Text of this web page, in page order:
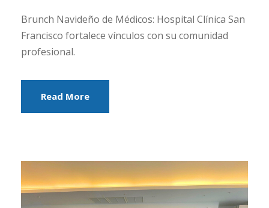
Brunch Navideño de Médicos: Hospital Clínica San
Francisco fortalece vínculos con su comunidad
profesional.
Read More